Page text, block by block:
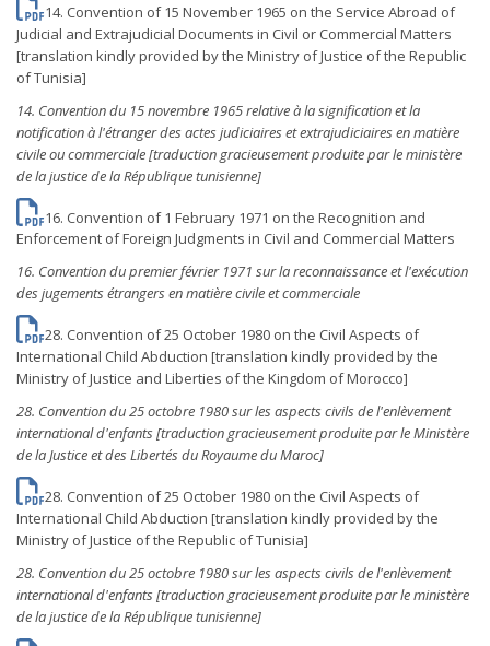
14. Convention of 15 November 1965 on the Service Abroad of
Judicial and Extrajudicial Documents in Civil or Commercial Matters
[translation kindly provided by the Ministry of Justice of the Republic
of Tunisia]
14. Convention du 15 novembre 1965 relative à la signification et la
notification à l'étranger des actes judiciaires et extrajudiciaires en matière
civile ou commerciale [traduction gracieusement produite par le ministère
de la justice de la République tunisienne]
16. Convention of 1 February 1971 on the Recognition and
Enforcement of Foreign Judgments in Civil and Commercial Matters
16. Convention du premier février 1971 sur la reconnaissance et l'exécution
des jugements étrangers en matière civile et commerciale
28. Convention of 25 October 1980 on the Civil Aspects of
International Child Abduction [translation kindly provided by the
Ministry of Justice and Liberties of the Kingdom of Morocco]
28. Convention du 25 octobre 1980 sur les aspects civils de l'enlèvement
international d'enfants [traduction gracieusement produite par le Ministère
de la Justice et des Libertés du Royaume du Maroc]
28. Convention of 25 October 1980 on the Civil Aspects of
International Child Abduction [translation kindly provided by the
Ministry of Justice of the Republic of Tunisia]
28. Convention du 25 octobre 1980 sur les aspects civils de l'enlèvement
international d'enfants [traduction gracieusement produite par le ministère
de la justice de la République tunisienne]